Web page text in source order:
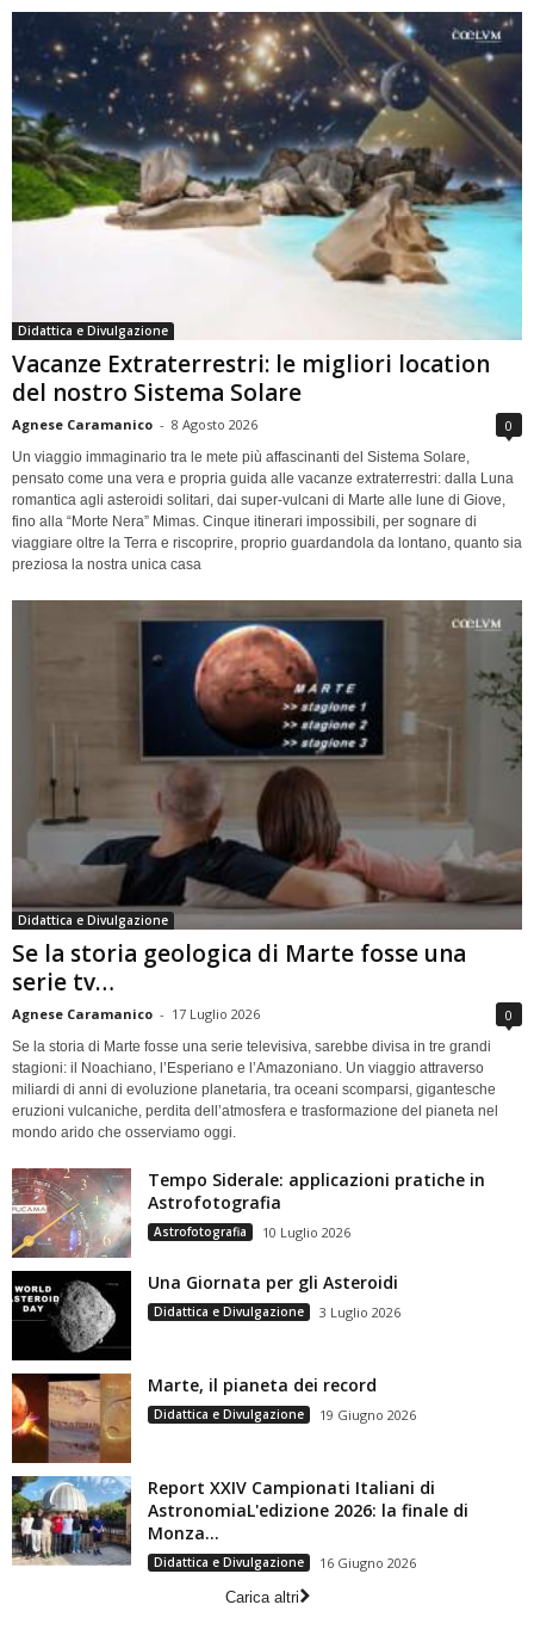
Didattica e Divulgazione
Vacanze Extraterrestri: le migliori location
del nostro Sistema Solare
Agnese Caramanico - 8 Agosto 2026 0
Un viaggio immaginario tra le mete più affascinanti del Sistema Solare,
pensato come una vera e propria guida alle vacanze extraterrestri: dalla Luna
romantica agli asteroidi solitari, dai super-vulcani di Marte alle lune di Giove,
fino alla “Morte Nera” Mimas. Cinque itinerari impossibili, per sognare di
viaggiare oltre la Terra e riscoprire, proprio guardandola da lontano, quanto sia
preziosa la nostra unica casa
Didattica e Divulgazione
Se la storia geologica di Marte fosse una
serie tv…
Agnese Caramanico - 17 Luglio 2026 0
Se la storia di Marte fosse una serie televisiva, sarebbe divisa in tre grandi
stagioni: il Noachiano, l’Esperiano e l’Amazoniano. Un viaggio attraverso
miliardi di anni di evoluzione planetaria, tra oceani scomparsi, gigantesche
eruzioni vulcaniche, perdita dell’atmosfera e trasformazione del pianeta nel
mondo arido che osserviamo oggi.
Tempo Siderale: applicazioni pratiche in
Astrofotografia
Astrofotografia 10 Luglio 2026
Una Giornata per gli Asteroidi
Didattica e Divulgazione 3 Luglio 2026
Marte, il pianeta dei record
Didattica e Divulgazione 19 Giugno 2026
Report XXIV Campionati Italiani di
AstronomiaL'edizione 2026: la finale di
Monza...
Didattica e Divulgazione
16 Giugno 2026
Carica altri